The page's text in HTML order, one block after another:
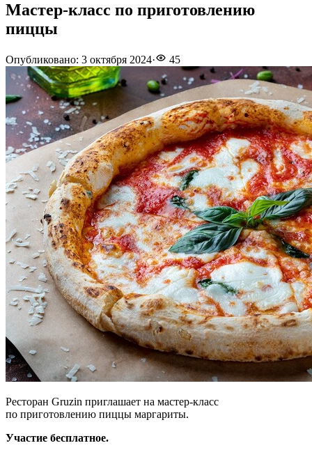
Мастер-класс по приготовлению
пиццы
Опубликовано: 3 октября 2024· 45
Ресторан Gruzin приглашает на мастер-класс
по приготовлению пиццы маргариты.
Участие бесплатное.